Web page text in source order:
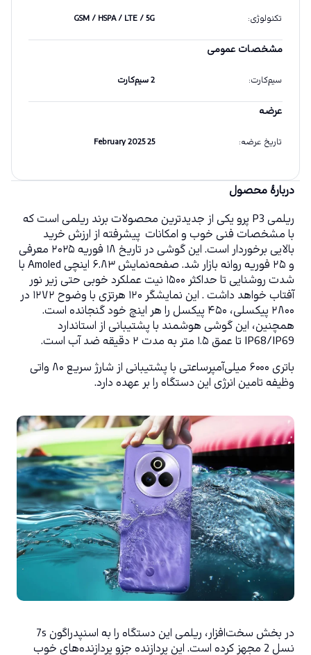
تکنولوژی:
GSM / HSPA / LTE / 5G
مشخصات عمومی
سیم‌کارت: 2 سیم‌کارت
عرضه
تاریخ عرضه:
25 February 2025
دربارهٔ محصول
IP68/IP69 تا عمق ۱.۵ متر به مدت ۲ دقیقه ضد آب است.
وظیفه تامین انرژی این دستگاه را بر عهده دارد.